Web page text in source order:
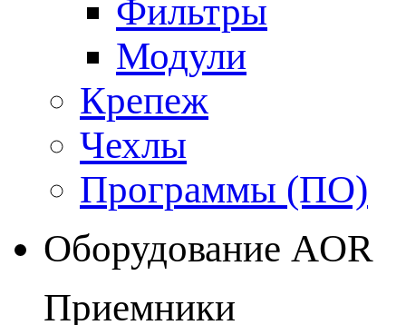
Фильтры
Модули
Крепеж
Чехлы
Программы (ПО)
Оборудование AOR
Приемники